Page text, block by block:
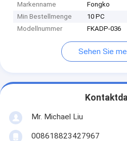
Markenname
Fongko
Min Bestellmenge
10 PC
Modellnummer
FKADP-036
Sehen Sie
Mr. Michael Liu
008618823427967